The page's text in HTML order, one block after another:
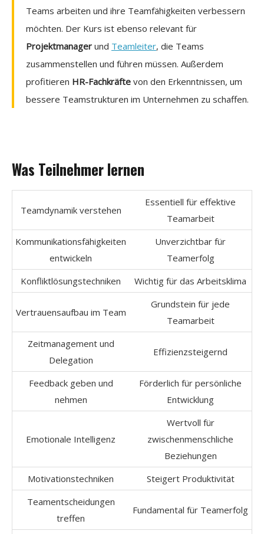
Teams arbeiten und ihre Teamfähigkeiten verbessern
möchten. Der Kurs ist ebenso relevant für
Projektmanager und Teamleiter, die Teams
zusammenstellen und führen müssen. Außerdem
profitieren HR-Fachkräfte von den Erkenntnissen, um
bessere Teamstrukturen im Unternehmen zu schaffen.
Was Teilnehmer lernen
Teamdynamik verstehen
Essentiell für effektive
Teamarbeit
Kommunikationsfähigkeiten
entwickeln
Unverzichtbar für
Teamerfolg
Konfliktlösungstechniken
Wichtig für das Arbeitsklima
Vertrauensaufbau im Team
Grundstein für jede
Teamarbeit
Zeitmanagement und
Delegation
Effizienzsteigernd
Feedback geben und
nehmen
Förderlich für persönliche
Entwicklung
Emotionale Intelligenz
Wertvoll für
zwischenmenschliche
Beziehungen
Motivationstechniken
Steigert Produktivität
Teamentscheidungen
treffen
Fundamental für Teamerfolg